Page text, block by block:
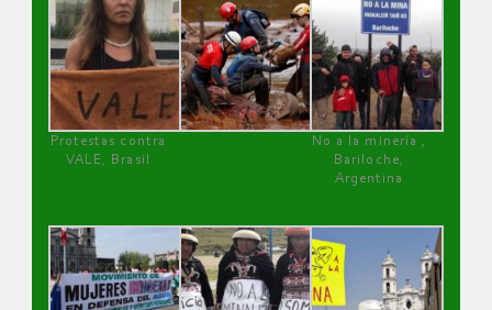
Protestas contra
VALE, Brasil
No a la minería ,
Bariloche,
Argentina